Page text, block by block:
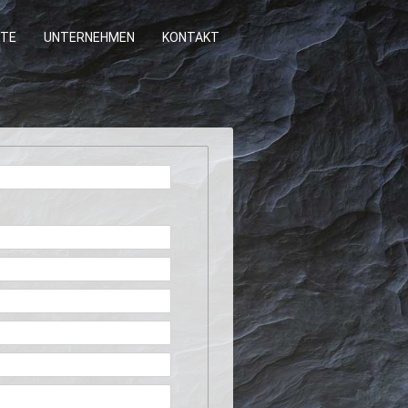
UNTERNEHMEN KONTAKT